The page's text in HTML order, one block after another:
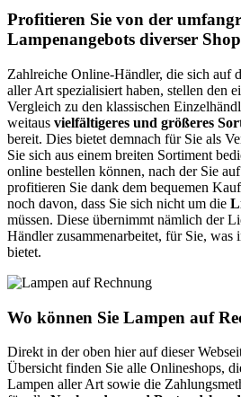
Weiterführende
Informationen:
Blog ,
Profitieren Sie von der
Lampenangebots diverser
Zahlreiche Online-Händler, die sich auf
aller Art spezialisiert haben, stellen den
Vergleich zu den klassischen
weitaus vielfältigeres und größeres
bereit. Dies bietet demnach für Sie als
Sie sich aus einem breiten Sortiment
online bestellen können, nach der Sie
profitieren Sie dank dem bequemen
noch davon, dass Sie sich nicht um die
müssen. Diese übernimmt nämlich der
Händler zusammenarbeitet, für Sie, was
bietet.
Wo können Sie Lampen auf
Direkt in der oben hier auf dieser
Übersicht finden Sie alle Onlineshops,
Lampen aller Art sowie die